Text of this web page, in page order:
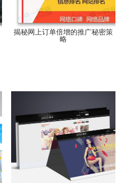
揭秘网上订单倍增的推广秘密策
略